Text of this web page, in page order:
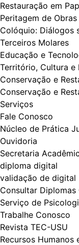
Restauração em
Peritagem de
Colóquio: Diálogos​​
Terceiros Molares
Educação e
Território, Cultura e
Conservação e
Conservação e
Serviços
Fale Conosco
Núcleo de Prática
Ouvidoria
Secretaria
diploma digital
validação de digital
Consultar Diplomas
Serviço de
Trabalhe Conosco
Revista TEC-USU
Recursos Humanos